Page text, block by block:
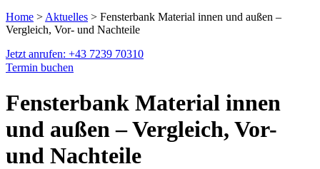
Home > Aktuelles > Fensterbank Material innen und außen –
Vergleich, Vor- und Nachteile
Jetzt anrufen: +43 7239 70310
Termin buchen
Fensterbank Material innen
und außen – Vergleich, Vor-
und Nachteile